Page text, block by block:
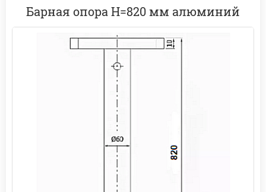
Барная опора H=820 мм алюминий